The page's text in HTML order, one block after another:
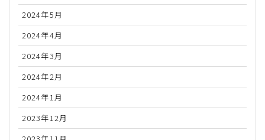
2024年5月
2024年4月
2024年3月
2024年2月
2024年1月
2023年12月